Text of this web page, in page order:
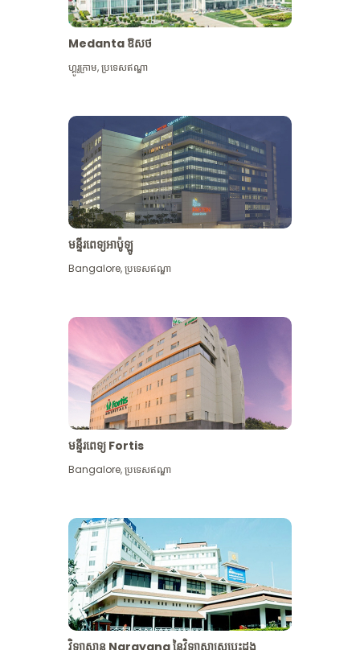
មើល​ច្រើន​ទៀត
Medanta ឱសថ
ហ្គូរូក្រាម,ប្រទេសឥណ្ឌា
មន្ទីរពេទ្យអាប៉ូឡូ
Bangalore,ប្រទេសឥណ្ឌា
មន្ទីរពេទ្យ Fortis
Bangalore,ប្រទេសឥណ្ឌា
វិទ្យាស្ថាន Narayana នៃវិទ្យាសាស្រ្តបេះដូង